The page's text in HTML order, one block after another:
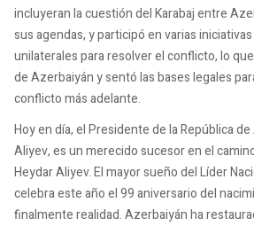
incluyeran la cuestión del Karabaj entre
sus agendas, y participó en varias
unilaterales para resolver el conflicto, lo
de Azerbaiyán y sentó las bases legales
conflicto más adelante.
Hoy en día, el Presidente de la República
Aliyev, es un merecido sucesor en el
Heydar Aliyev. El mayor sueño del Líder
celebra este año el 99 aniversario del
finalmente realidad. Azerbaiyán ha